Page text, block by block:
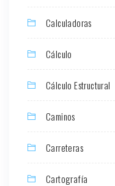
Calculadoras
Cálculo
Cálculo Estructural
Caminos
Carreteras
Cartografía